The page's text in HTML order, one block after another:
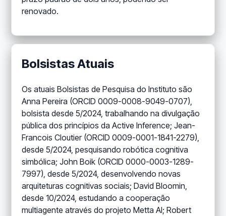
renovado.
Bolsistas Atuais
Os atuais Bolsistas de Pesquisa do Instituto são
Anna Pereira (ORCID 0009-0008-9049-0707),
bolsista desde 5/2024, trabalhando na divulgação
pública dos princípios da Active Inference; Jean-
Francois Cloutier (ORCID 0009-0001-1841-2279),
desde 5/2024, pesquisando robótica cognitiva
simbólica; John Boik (ORCID 0000-0003-1289-
7997), desde 5/2024, desenvolvendo novas
arquiteturas cognitivas sociais; David Bloomin,
desde 10/2024, estudando a cooperação
multiagente através do projeto Metta AI; Robert